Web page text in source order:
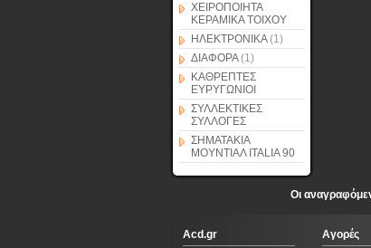
ΧΕΙΡΟΠΟΙΗΤΑ
ΚΕΡΑΜΙΚΑ ΤΟΙΧΟΥ
ΗΛΕΚΤΡΟΝΙΚΑ(1)
ΔΙΑΦΟΡΑ(1)
ΚΑΘΡΕΠΤΕΣ
ΕΥΡΥΓΩΝΙΟΙ
ΣΥΛΛΕΚΤΙΚΕΣ
ΣΥΛΛΟΓΕΣ
ΣΗΜΑΤΑΚΙΑ
ΜΟΥΝΤΙΑΛ ITALIA 90
Οι
Acd.gr Αγορές